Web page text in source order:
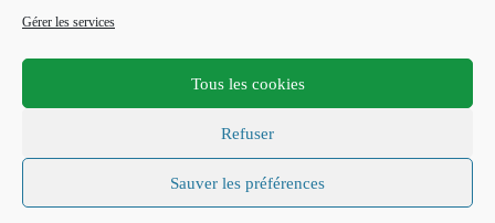
Gérer les services
Tous les cookies
Refuser
Sauver les préférences
mois !
Accepter les termes RGPD